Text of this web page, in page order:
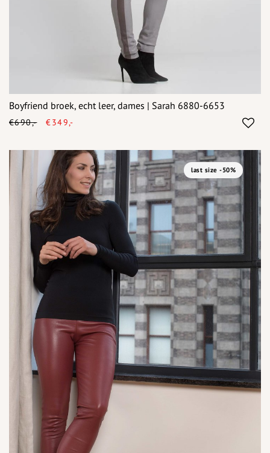
Boyfriend broek, echt leer, dames | Sarah 6880-6653
€690,- €349,-
last size -50%